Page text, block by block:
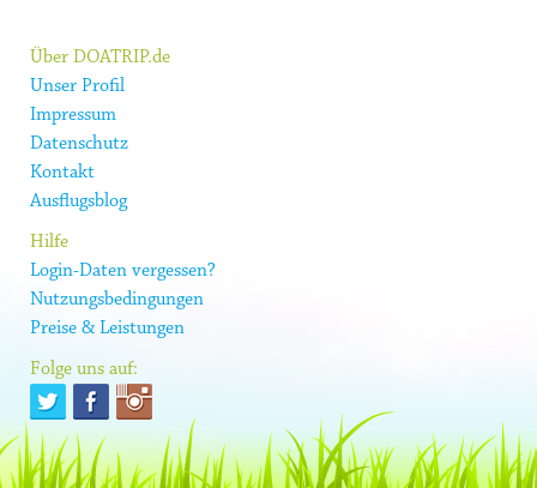
Über DOATRIP.de
Unser Profil
Impressum
Datenschutz
Kontakt
Ausflugsblog
Hilfe
Login-Daten vergessen?
Nutzungsbedingungen
Preise & Leistungen
Folge uns auf: